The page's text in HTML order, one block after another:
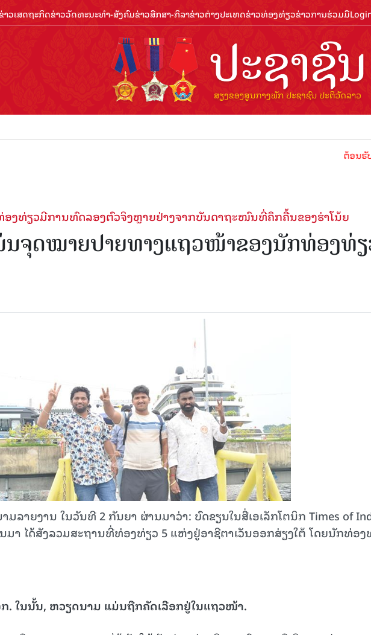
ຂ່າວເສດຖະກິດຂ່າວວັດທະນະທຳ-ສັງຄົມຂ່າວສືກສາ-ກິລາຂ່າວຕ່າງປະເທດຂ່າວທ່ອງທ່ຽວຂ່າວການຮ່ວມມື
ຕ້ອນຮັບປີທ່ອງ
ອງທ່ຽວມີການທົດລອງຕົວຈິງຫຼາຍຢ່າງຈາກບັນດາຖະໜົນທີ່ຄຶກຄື້ນຂອງຮ່າໂນ້ຍ
ນຈຸດໝາຍປາຍທາງແຖວໜ້າຂອງນັກທ່ອງທ່
ລາຍງານ ໃນວັນທີ 2 ກັນຍາ ຜ່ານມາວ່າ: ບົດຂຽນໃນສື່ເອເລັກໂຕນິກ Times of
າ ໄດ້ສັງລວມສະຖານທີ່ທ່ອງທ່ຽວ 5 ແຫ່ງຢູ່ອາຊີຕາເວັນອອກສ່ຽງໃຕ້ ໂດຍນັກທ່ອງ
. ໃນນັ້ນ, ຫວຽດນາມ ແມ່ນຖືກຄັດເລືອກຢູ່ໃນແຖວໜ້າ.